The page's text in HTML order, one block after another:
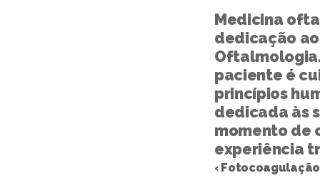
Medicina
dedicação ao
paciente é
princípios
dedicada às
momento de
experiência
‹